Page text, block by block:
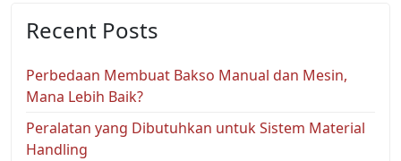
Recent Posts
Perbedaan Membuat Bakso Manual dan Mesin,
Mana Lebih Baik?
Peralatan yang Dibutuhkan untuk Sistem Material
Handling